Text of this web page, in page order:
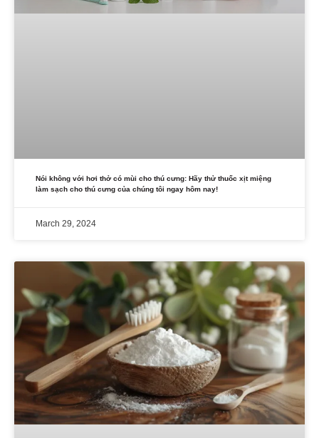
Nói không với hơi thở có mùi cho thú cưng: Hãy thử thuốc xịt miệng
làm sạch cho thú cưng của chúng tôi ngay hôm nay!
March 29, 2024